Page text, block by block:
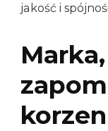
jakość i